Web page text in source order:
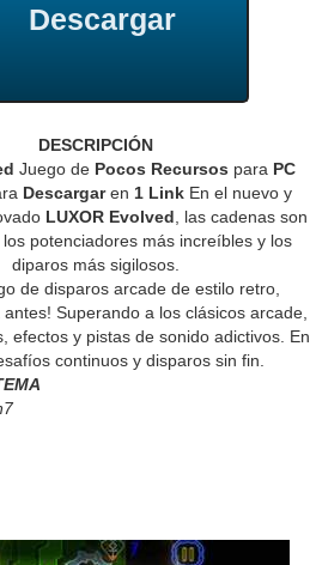
Descargar
DESCRIPCIÓN
Juego de Pocos Recursos para PC
Descargaren 1 Link En el nuevo y
LUXOR Evolved , las cadenas son
potenciadores más increíbles y los
diparos más sigilosos.
de disparos arcade de estilo retro,
Superando a los clásicos arcade,
efectos y pistas de sonido adictivos. En
continuos y disparos sin fin.